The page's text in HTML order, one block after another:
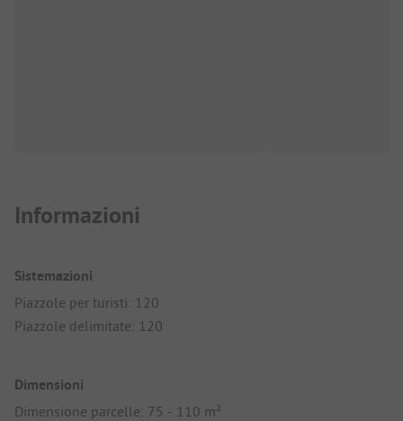
Informazioni
Sistemazioni
Piazzole per turisti: 120
Piazzole delimitate: 120
Dimensioni
Dimensione parcelle: 75 - 110 m²